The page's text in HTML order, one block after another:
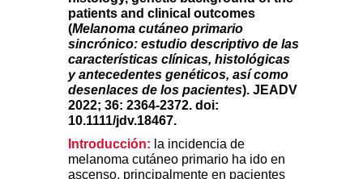
patients and clinical outcomes
(Melanoma cutáneo primario
sincrónico: estudio descriptivo de las
características clínicas, histológicas
y antecedentes genéticos, así como
desenlaces de los pacientes). JEADV
2022; 36: 2364-2372. doi:
10.1111/jdv.18467.
Introducción: la incidencia de
melanoma cutáneo primario ha ido en
ascenso, principalmente en pacientes